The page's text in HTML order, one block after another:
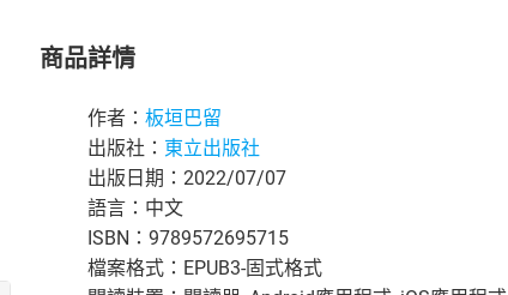
商品詳情
作者： 板垣巴留
出版社： 東立出版社
出版日期：2022/07/07
語言：中文
ISBN：9789572695715
檔案格式：EPUB3-固式格式